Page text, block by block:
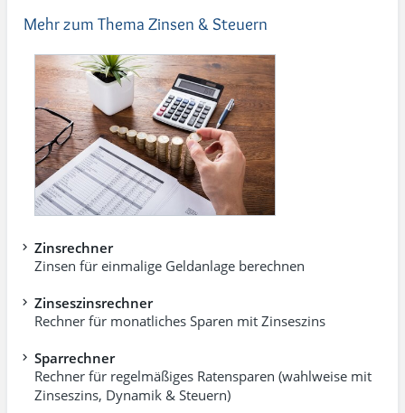
Mehr zum Thema Zinsen & Steuern
Zinsrechner
Zinsen für einmalige Geldanlage berechnen
Zinseszinsrechner
Rechner für monatliches Sparen mit Zinseszins
Sparrechner
Rechner für regelmäßiges Ratensparen (wahlweise mit
Zinseszins, Dynamik & Steuern)